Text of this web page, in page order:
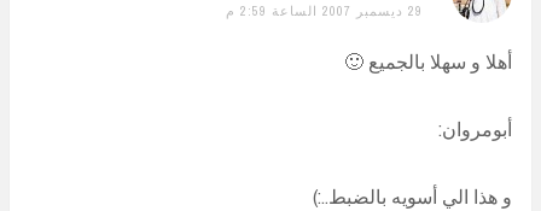
29 ديسمبر 2007 الساعة 2:59 م
أهلا و سهلا بالجميع 🙂
أبومروان:
و هذا الي أسويه بالضبط..:)